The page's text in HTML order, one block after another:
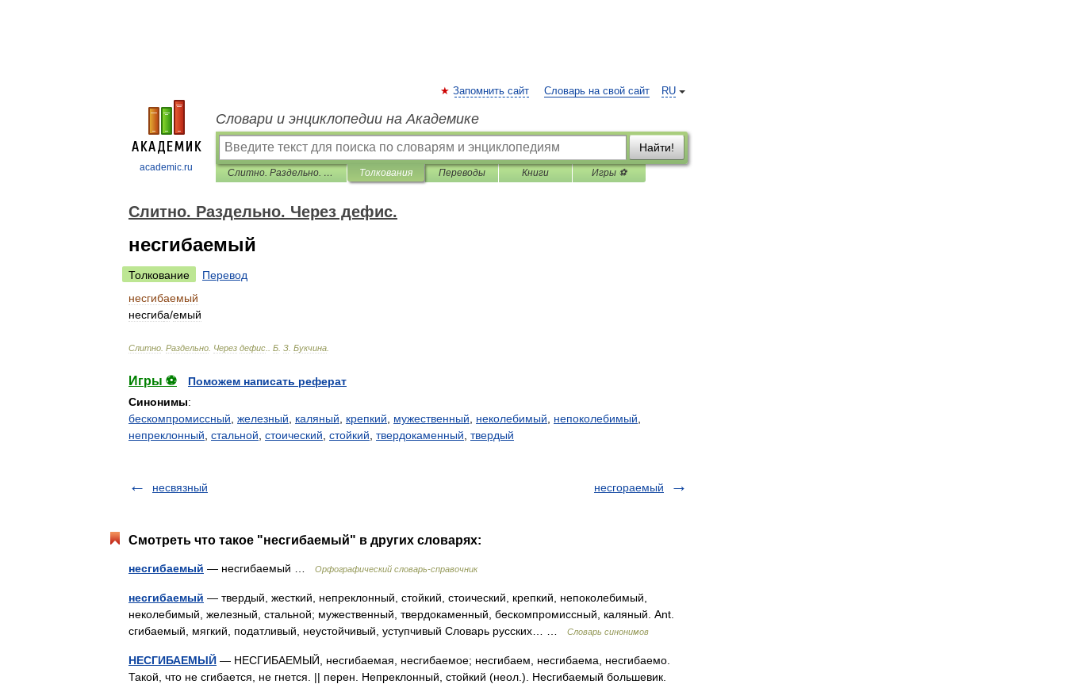
academic.ru
RU
Запомнить сайт Словарь на свой сайт
Словари и энциклопедии на Академике
Найти!
Слитно. Раздельно. Через дефис. Толкования Переводы Книги Игры ⚽
Слитно. Раздельно. Через дефис.
несгибаемый
Толкование
Перевод
несгибаемый
несгиба/емый
Слитно Раздельно Через дефис Б З Букчина
Игры ⚽
Поможем написать реферат
Синонимы:
бескомпромиссный железный каляный крепкий мужественный неколебимый непоколебимый
непреклонный стальной стоический стойкий твердокаменный твердый
несвязный несгораемый
Смотреть что такое "несгибаемый" в других словарях:
несгибаемый — несгибаемый … Орфографический словарь-справочник
несгибаемый — твердый, жесткий, непреклонный, стойкий, стоический, крепкий, непоколебимый,
неколебимый, железный, стальной; мужественный, твердокаменный, бескомпромиссный, каляный. Ant.
сгибаемый, мягкий, податливый, неустойчивый, уступчивый Словарь русских… …
Словарь синонимов
НЕСГИБАЕМЫЙ — НЕСГИБАЕМЫЙ, несгибаемая, несгибаемое; несгибаем, несгибаема, несгибаемо.
Такой, что не сгибается, не гнется. || перен. Непреклонный, стойкий (неол.). Несгибаемый большевик.